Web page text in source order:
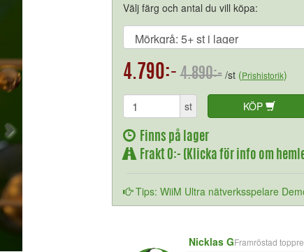
Välj färg och antal du vill köpa:
4.790:- 4.890:-/st (Prishistorik)
st KÖP
Finns på lager
Frakt 0:- (Klicka för info om
Tips: WiiM Ultra nätverksspelare
Nicklas GFramröstad